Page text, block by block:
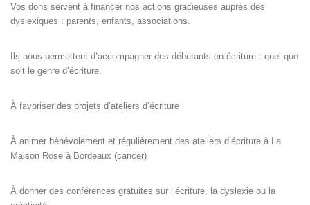
Vos dons servent à financer nos actions gracieuses auprès des
dyslexiques : parents, enfants, associations.
Ils nous permettent d’accompagner des débutants en écriture : quel que
soit le genre d’écriture.
À favoriser des projets d’ateliers d’écriture
À animer bénévolement et régulièrement des ateliers d’écriture à La
Maison Rose à Bordeaux (cancer)
À donner des conférences gratuites sur l’écriture, la dyslexie ou la